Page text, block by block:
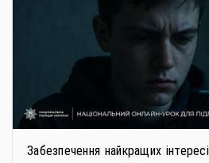
Забезпечення найкращих